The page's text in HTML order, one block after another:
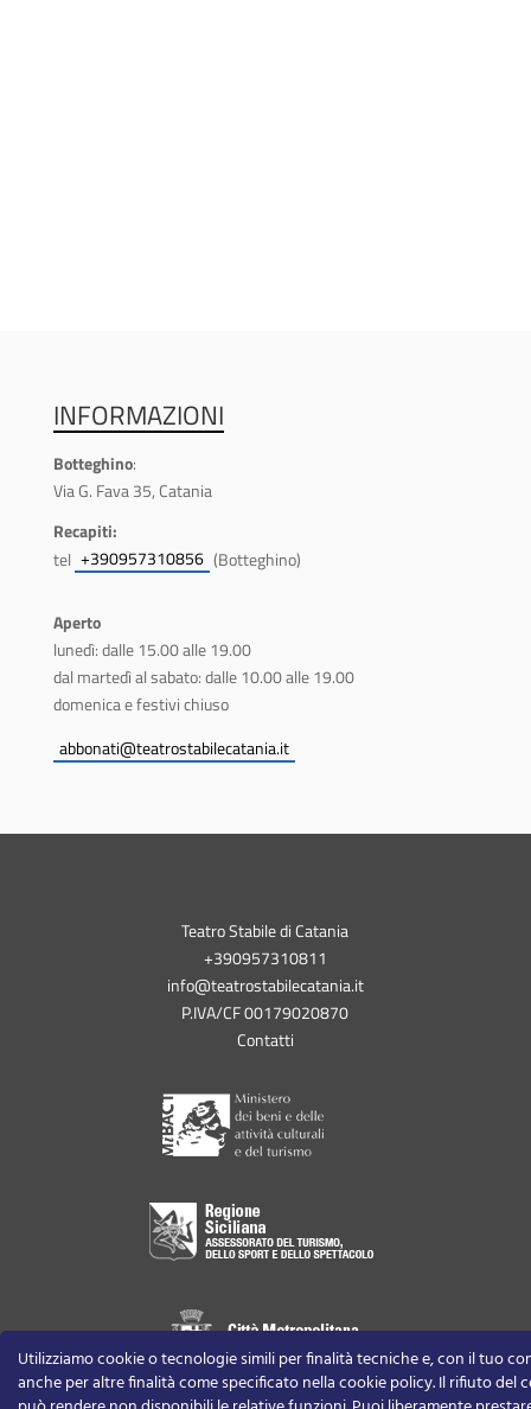
INFORMAZIONI
Botteghino:
Via G. Fava 35, Catania
Recapiti:
tel +390957310856 (Botteghino)
Aperto
lunedì: dalle 15.00 alle 19.00
dal martedì al sabato: dalle 10.00 alle 19.00
domenica e festivi chiuso
abbonati@teatrostabilecatania.it
Teatro Stabile di Catania
+390957310811
info@teatrostabilecatania.it
P.IVA/CF 00179020870
Contatti
Utilizziamo cookie o tecnologie simili per finalità tecniche e, con il tuo
anche per altre finalità come specificato nella cookie policy. Il rifiuto del